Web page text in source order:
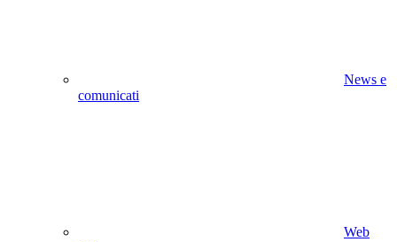
News e
comunicati
Web